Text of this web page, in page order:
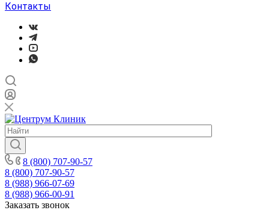
Контакты
8 (800) 707-90-57
8 (800) 707-90-57
8 (988) 966-07-69
8 (988) 966-00-91
Заказать звонок